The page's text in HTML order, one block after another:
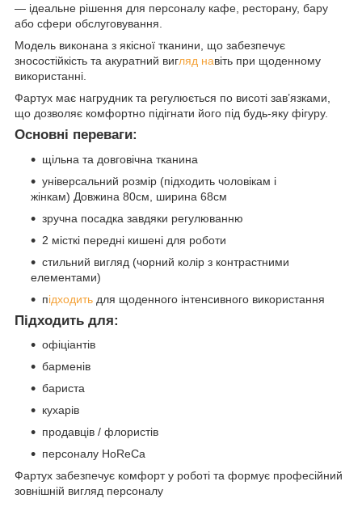
— ідеальне рішення для персоналу кафе, ресторану, бару
або сфери обслуговування.
Модель виконана з якісної тканини, що забезпечує
зносостійкість та акуратний вигляд навіть при щоденному
використанні.
Фартух має нагрудник та регулюється по висоті зав’язками,
що дозволяє комфортно підігнати його під будь-яку фігуру.
Основні переваги:
щільна та довговічна тканина
універсальний розмір (підходить чоловікам і
жінкам) Довжина 80см, ширина 68см
зручна посадка завдяки регулюванню
2 місткі передні кишені для роботи
стильний вигляд (чорний колір з контрастними
елементами)
підходить для щоденного інтенсивного використання
Підходить для:
офіціантів
барменів
бариста
кухарів
продавців / флористів
персоналу HoReCa
Фартух забезпечує комфорт у роботі та формує професійний
зовнішній вигляд персоналу